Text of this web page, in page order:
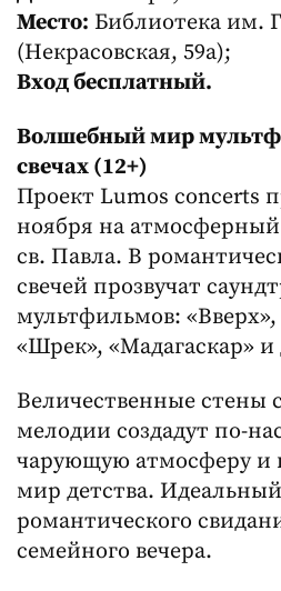
Место: Библиотека им.
(Некрасовская, 59а);
Вход бесплатный.
Волшебный мир
свечах (12+)
Проект Lumos concerts
ноября на
св. Павла. В
свечей прозвучат
мультфильмов:
«Шрек», «Мадагаскар» и
Величественные стены
мелодии создадут по-
чарующую атмосферу и
мир детства.
романтического
семейного вечера.